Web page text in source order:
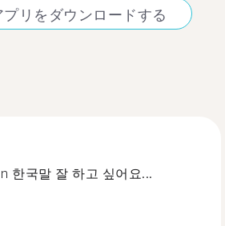
プリをダウンロードする
국말 잘 하고 싶어요...